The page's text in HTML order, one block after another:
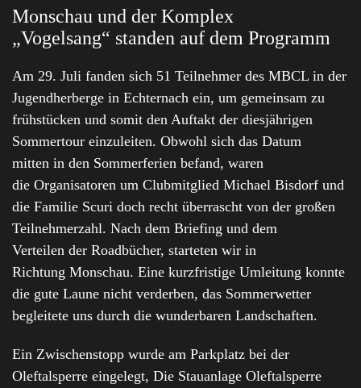
Monschau und der Komplex
„Vogelsang“ standen auf dem Programm
Am 29. Juli fanden sich 51 Teilnehmer des MBCL in der
Jugendherberge in Echternach ein, um gemeinsam zu
frühstücken und somit den Auftakt der diesjährigen
Sommertour einzuleiten. Obwohl sich das Datum
mitten in den Sommerferien befand, waren
die Organisatoren um Clubmitglied Michael Bisdorf und
die Familie Scuri doch recht überrascht von der großen
Teilnehmerzahl. Nach dem Briefing und dem
Verteilen der Roadbücher, starteten wir in
Richtung Monschau. Eine kurzfristige Umleitung konnte
die gute Laune nicht verderben, das Sommerwetter
begleitete uns durch die wunderbaren Landschaften.
Ein Zwischenstopp wurde am Parkplatz bei der
Oleftalsperre eingelegt, Die Stauanlage Oleftalsperre